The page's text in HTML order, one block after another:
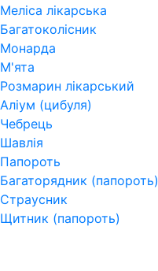
Меліса лікарська
Багатоколісник
Монарда
М'ята
Розмарин лікарський
Аліум (цибуля)
Чебрець
Шавлія
Папороть
Багаторядник (папороть)
Страусник
Щитник (папороть)